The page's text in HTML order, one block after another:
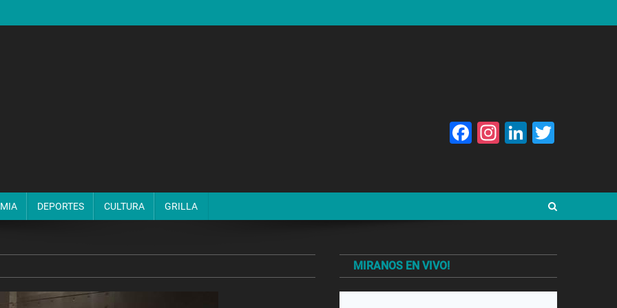
Facebook
Instagram
LinkedIn
DEPORTES CULTURA GRILLA
MIRANOS EN VIVO!